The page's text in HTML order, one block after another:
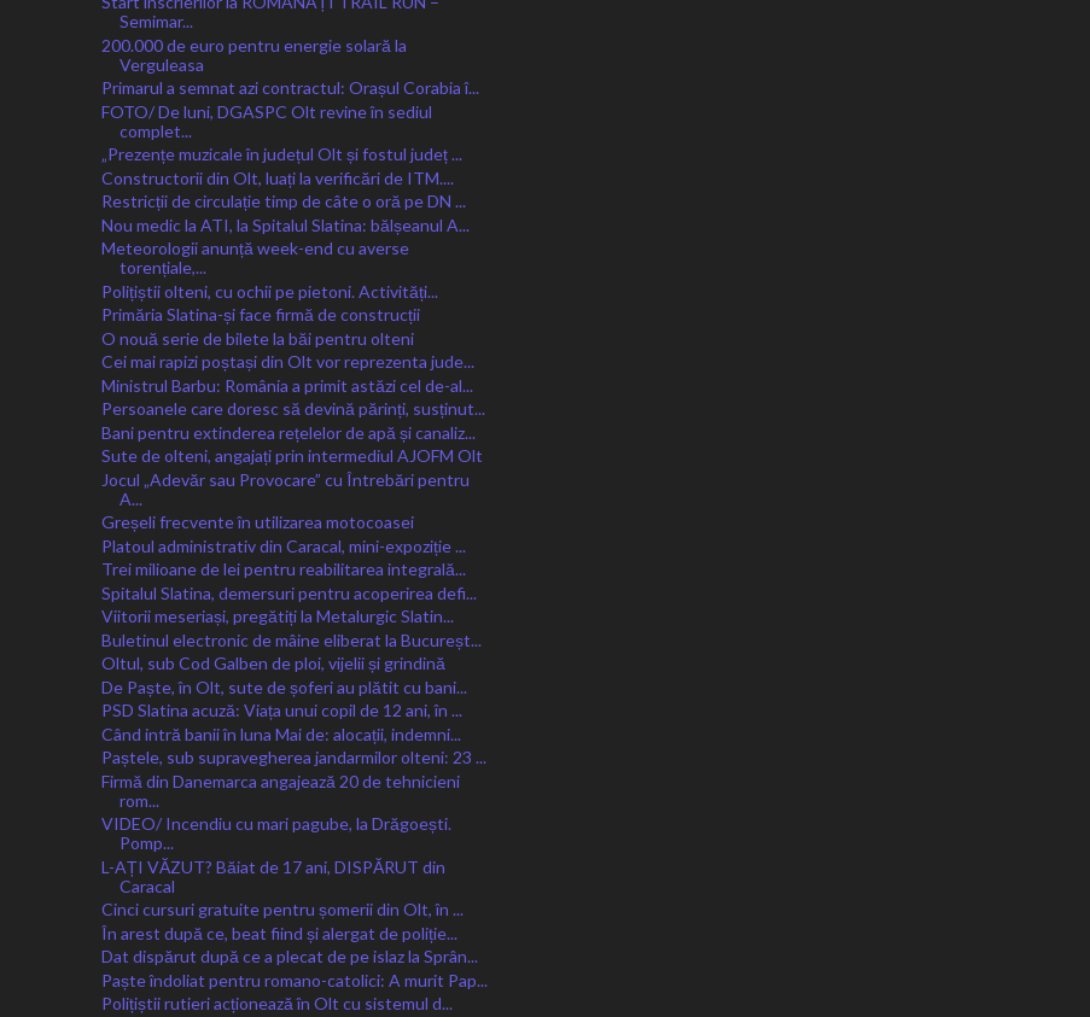
Semimar...
200.000 de euro pentru energie solară la
Verguleasa
Primarul a semnat azi contractul: Orașul Corabia î...
FOTO/ De luni, DGASPC Olt revine în sediul
complet...
„Prezențe muzicale în județul Olt și fostul județ ...
Constructorii din Olt, luați la verificări de ITM....
Restricții de circulație timp de câte o oră pe DN ...
Nou medic la ATI, la Spitalul Slatina: bălșeanul A...
Meteorologii anunță week-end cu averse
torențiale,...
Polițiștii olteni, cu ochii pe pietoni. Activități...
Primăria Slatina-și face firmă de construcții
O nouă serie de bilete la băi pentru olteni
Cei mai rapizi poștași din Olt vor reprezenta jude...
Ministrul Barbu: România a primit astăzi cel de-al...
Persoanele care doresc să devină părinți, susținut...
Bani pentru extinderea rețelelor de apă și canaliz...
Sute de olteni, angajați prin intermediul AJOFM Olt
Jocul „Adevăr sau Provocare” cu Întrebări pentru
A...
Greșeli frecvente în utilizarea motocoasei
Platoul administrativ din Caracal, mini-expoziție ...
Trei milioane de lei pentru reabilitarea integrală...
Spitalul Slatina, demersuri pentru acoperirea defi...
Viitorii meseriași, pregătiți la Metalurgic Slatin...
Buletinul electronic de mâine eliberat la Bucureșt...
Oltul, sub Cod Galben de ploi, vijelii și grindină
De Paște, în Olt, sute de șoferi au plătit cu bani...
PSD Slatina acuză: Viața unui copil de 12 ani, în ...
Când intră banii în luna Mai de: alocații, indemni...
Paștele, sub supravegherea jandarmilor olteni: 23 ...
Firmă din Danemarca angajează 20 de tehnicieni
rom...
VIDEO/ Incendiu cu mari pagube, la Drăgoești.
Pomp...
L-AȚI VĂZUT? Băiat de 17 ani, DISPĂRUT din
Caracal
Cinci cursuri gratuite pentru șomerii din Olt, în ...
În arest după ce, beat fiind și alergat de poliție...
Dat dispărut după ce a plecat de pe islaz la Sprân...
Paște îndoliat pentru romano-catolici: A murit Pap...
Polițiștii rutieri acționează în Olt cu sistemul d...